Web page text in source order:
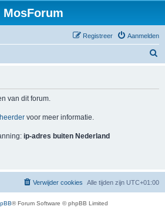
MosForum
Aanmelden
Registreer
van dit forum.
voor meer informatie.
ip-adres buiten Nederland
Alle tijden zijn UTC+01:00
Verwijder cookies
® Forum Software © phpBB Limited